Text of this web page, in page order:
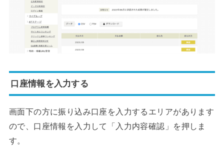
口座情報を入力する
画面下の方に振り込み口座を入力するエリアがあります
ので、口座情報を入力して「入力内容確認」を押しま
す。